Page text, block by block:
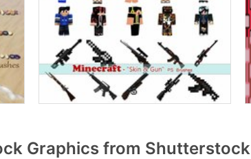
Graphics from Shutterstock